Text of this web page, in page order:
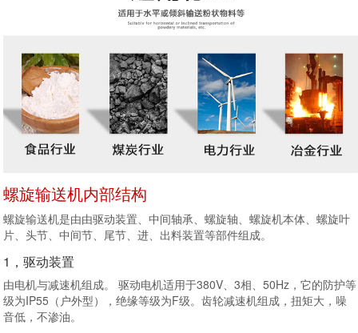
螺旋输送机内部结构
螺旋输送机是由由驱动装置、中间轴承、螺旋轴、螺旋机本体、螺旋叶
片、头节、中间节、尾节、进、出料装置等部件组成。
1，驱动装置
由电机与减速机组成。 驱动电机适用于380V、3相、50Hz，它的防护等
级为IP55（户外型），绝缘等级为F级。齿轮减速机组成，扭矩大，噪
音低，不渗油。